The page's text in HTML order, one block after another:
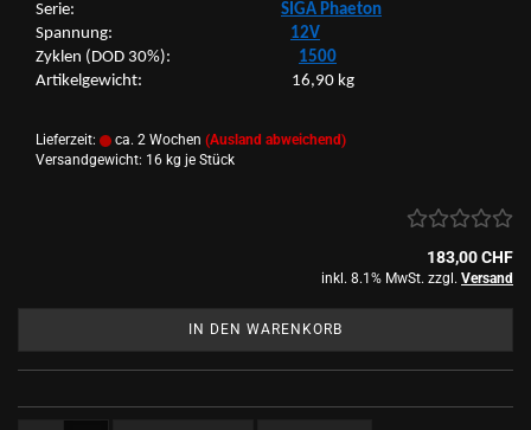
Serie: SIGA Phae­ton
Span­nung: 12V
Zy­klen (DOD 30%): 1500
Ar­ti­kel­ge­wicht: 16,90 kg
Lieferzeit: ca. 2 Wochen (Ausland abweichend)
Versandgewicht: 16 kg je Stück
183,00 CHF
inkl. 8.1% MwSt. zzgl. Versand
IN DEN WARENKORB